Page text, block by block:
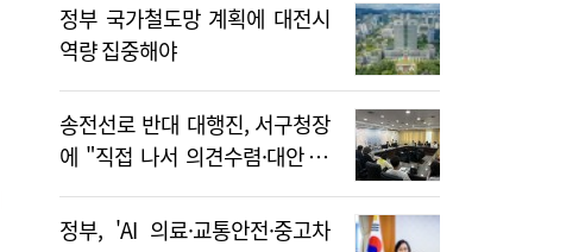
정부 국가철도망 계획에 대전시
역량 집중해야
송전선로 반대 대행진, 서구청장
에 "직접 나서 의견수렴·대안 제
시해야"
정부, 'AI 의료·교통안전·중고차